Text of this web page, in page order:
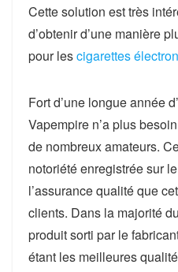
Cette solution est très
d’obtenir d’une manière
pour lescigarettes
Fort d’une longue année
Vapempire n’a plus
de nombreux amateurs.
notoriété enregistrée sur
l’assurance qualité que
clients. Dans la majorité
produit sorti par le
étant les meilleures